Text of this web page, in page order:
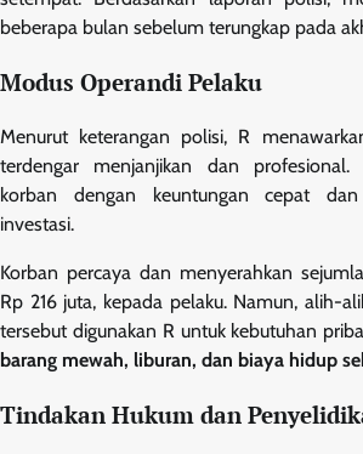
beberapa bulan sebelum terungkap pada
Modus Operandi Pelaku
Menurut keterangan polisi, R
terdengar menjanjikan dan profesional.
korban dengan keuntungan cepat
investasi.
Korban percaya dan menyerahkan
Rp 216 juta, kepada pelaku. Namun, alih-
tersebut digunakan R untuk kebutuhan
barang mewah, liburan, dan biaya hidup
Tindakan Hukum dan